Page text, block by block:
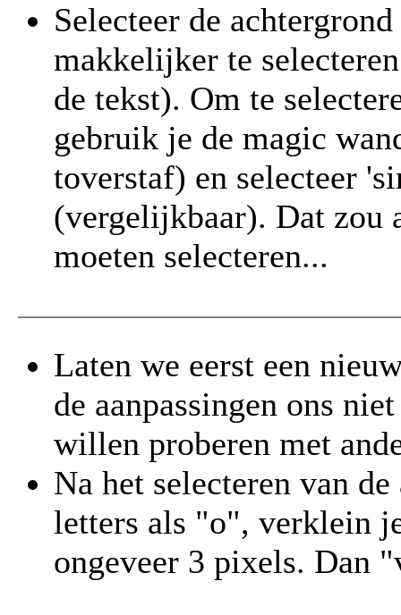
Selecteer de
makkelijker te
de tekst). Om te
gebruik je de magic
toverstaf) en selecteer
(vergelijkbaar). Dat zou
moeten selecteren...
Laten we eerst een
de aanpassingen ons
willen proberen met
Na het selecteren van
letters als "o", verklein
ongeveer 3 pixels. Dan